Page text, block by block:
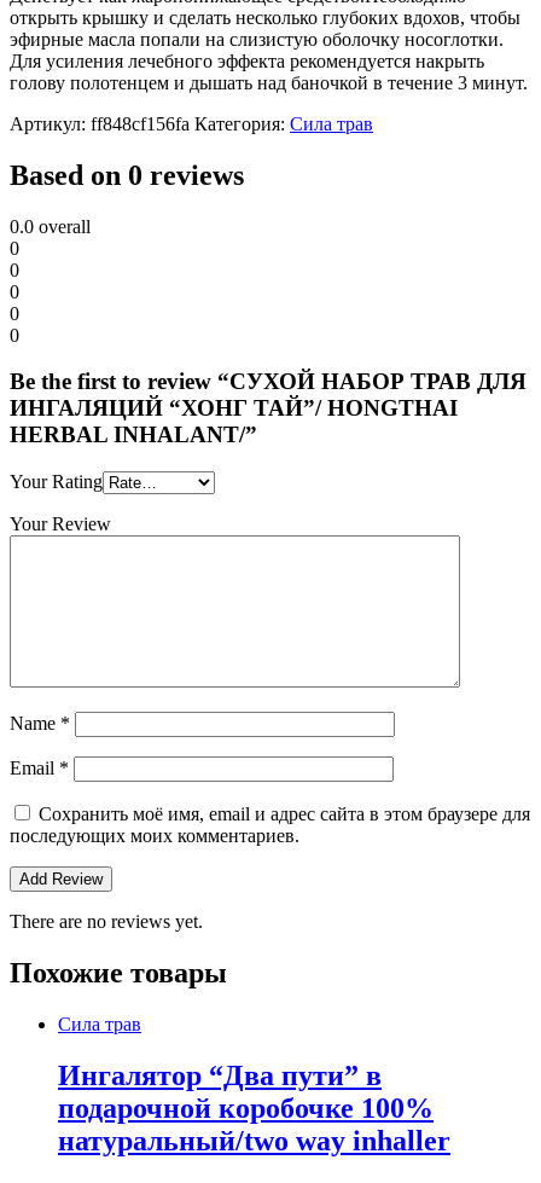
открыть крышку и сделать несколько глубоких вдохов, чтобы
эфирные масла попали на слизистую оболочку носоглотки.
Для усиления лечебного эффекта рекомендуется накрыть
голову полотенцем и дышать над баночкой в течение 3 минут.
Артикул: ff848cf156fa Категория: Сила трав
Based on 0 reviews
0.0 overall
0
0
0
0
0
Be the first to review “СУХОЙ НАБОР ТРАВ ДЛЯ
ИНГАЛЯЦИЙ “ХОНГ ТАЙ”/ HONGTHAI
HERBAL INHALANT/”
Your Rating
Your Review
Name *
Email *
Сохранить моё имя, email и адрес сайта в этом браузере для
последующих моих комментариев.
There are no reviews yet.
Похожие товары
Сила трав
Ингалятор “Два пути” в
подарочной коробочке 100%
натуральный/two way inhaller